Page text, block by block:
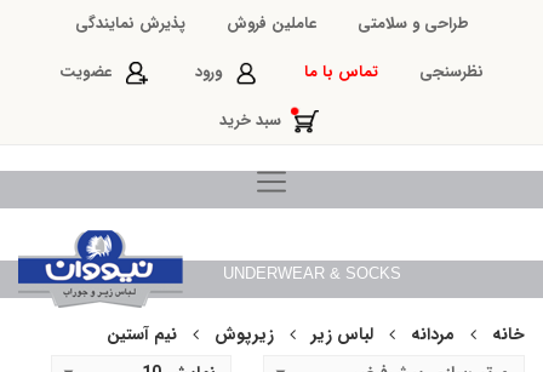
طراحی و سلامتی عاملین فروش
پذیرش نمایندگی
نظرسنجی
تماس با ما ورود
عضویت
سبد خرید
UNDERWEAR & SOCKS
خانه مردانه لباس زیر زیرپوش نیم آستین